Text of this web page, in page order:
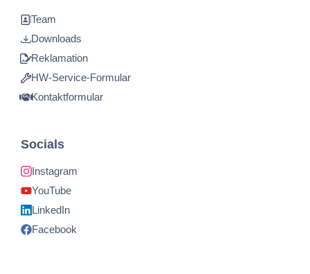
Team
Downloads
Reklamation
HW-Service-Formular
Kontaktformular
Socials
Instagram
YouTube
LinkedIn
Facebook